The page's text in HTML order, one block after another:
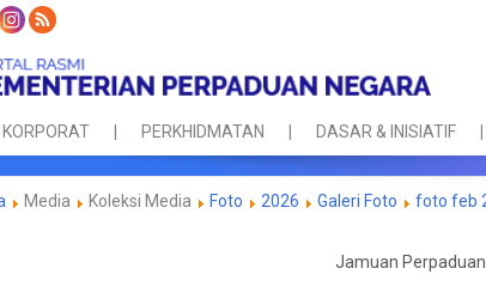
KORPORAT PERKHIDMATAN DASAR & INISIATIF
Media Koleksi Media Foto 2026 Galeri Foto foto feb
Jamuan